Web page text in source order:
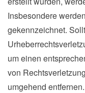
Insbesondere
gekennzeichnet.
um einen
von
umgehend entfernen.